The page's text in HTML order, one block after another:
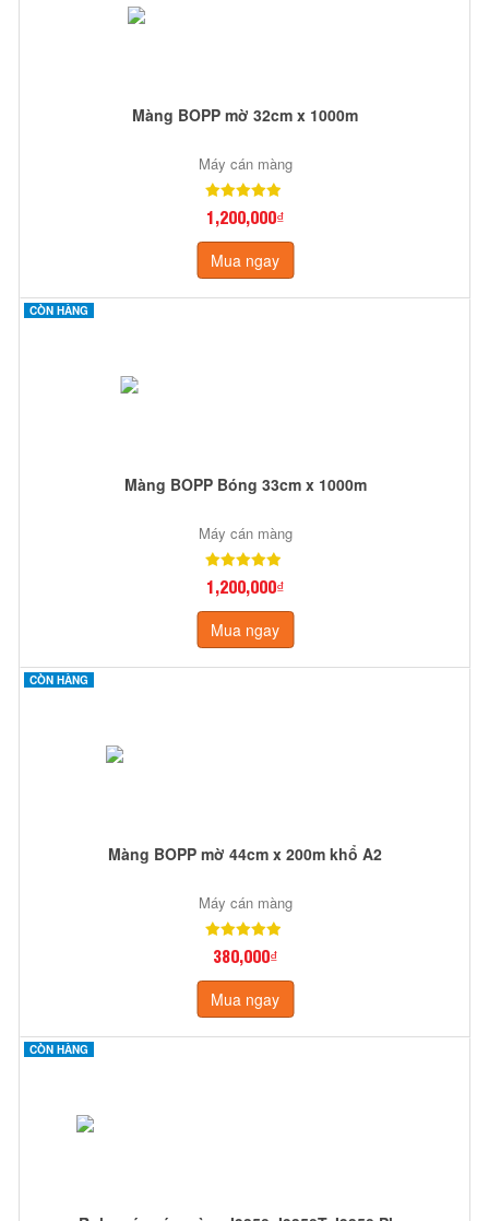
Màng BOPP mờ 32cm x 1000m
Máy cán màng
1,200,000₫
Mua ngay
CÒN HÀNG
Màng BOPP Bóng 33cm x 1000m
Máy cán màng
1,200,000₫
Mua ngay
CÒN HÀNG
Màng BOPP mờ 44cm x 200m khổ A2
Máy cán màng
380,000₫
Mua ngay
CÒN HÀNG